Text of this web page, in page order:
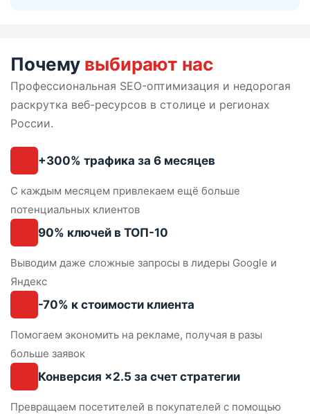
Почему выбирают нас
Профессиональная SEO-оптимизация и недорогая
раскрутка веб-ресурсов в столице и регионах
России.
+300% трафика за 6 месяцев
С каждым месяцем привлекаем ещё больше
потенциальных клиентов
90% ключей в ТОП-10
Выводим даже сложные запросы в лидеры Google и
Яндекс
-70% к стоимости клиента
Помогаем экономить на рекламе, получая в разы
больше заявок
Конверсия ×2.5 за счет стратегии
Превращаем посетителей в покупателей с помощью